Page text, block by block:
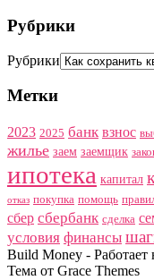
Рубрики
Рубрики
Метки
2023 2025 банк взнос
жилье заем заемщик
ипотека капитал
отказ покупка помощь
сбер сбербанк сделка
условия финансы
Build Money - Работает
Тема от Grace Themes